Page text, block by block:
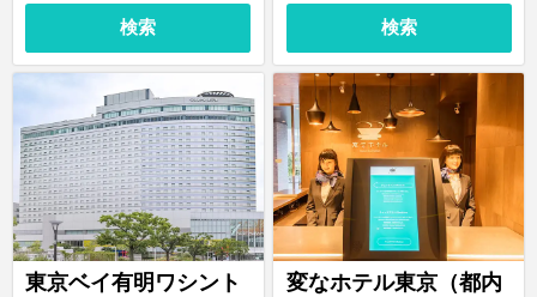
検索 検索
東京ベイ有明ワシント
変なホテル東京（都内